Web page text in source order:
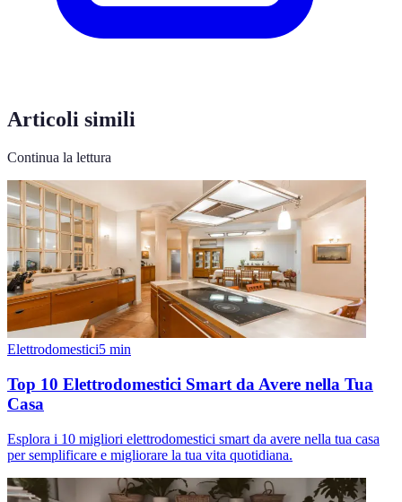
Articoli simili
Continua la lettura
Elettrodomestici5 min
Top 10 Elettrodomestici Smart da Avere nella Tua
Casa
Esplora i 10 migliori elettrodomestici smart da avere nella tua casa
per semplificare e migliorare la tua vita quotidiana.